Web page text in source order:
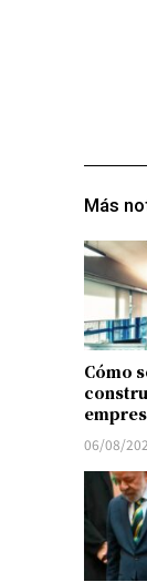
Más
Cómo
06/08/